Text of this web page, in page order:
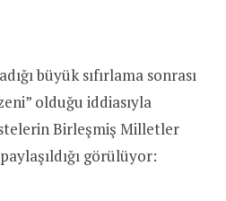
büyük sıfırlama sonrası
olduğu iddiasıyla
Birleşmiş Milletler
görülüyor: